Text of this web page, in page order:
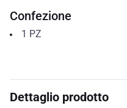
Confezione
1 PZ
Dettaglio prodotto